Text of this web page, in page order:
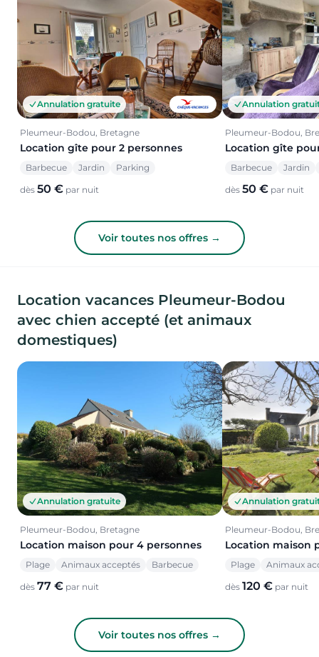
Annulation gratuite
Pleumeur-Bodou, Bretagne
Location gîte pour 2 personnes
Barbecue Jardin Parking
dès 50 € par nuit
Annulation
Pleumeur-Bodou,
Location gîte
Barbecue Jardin
dès 50 € par nuit
Voir toutes nos offres →
Location vacances Pleumeur-Bodou
avec chien accepté (et animaux
domestiques)
Annulation gratuite
Pleumeur-Bodou, Bretagne
Location maison pour 4 personnes
Plage Animaux acceptés Barbecue
dès 77 € par nuit
Annulation
Pleumeur-Bodou,
Location maison
Plage Animaux
dès 120 € par nuit
Voir toutes nos offres →